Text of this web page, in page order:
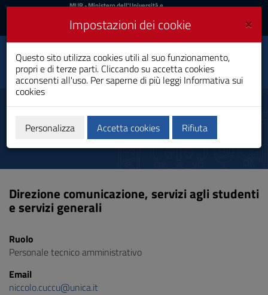
Vai
al
navigazione
sito
al
Footer
MIUR
Accedi
MUR- Ministero dell'Università e
Accedi UniCA News
Toggle
navigation
Università degli
Studi di Cagliari
Cuccu Niccolò
Direzione comunicazione, servizi agli studenti
e servizi generali
Ruolo
Personale tecnico amministrativo
Email
niccolo.cuccu@unica.it
×
Impostazioni dei cookie
Questo sito utilizza cookies utili al suo funzionamento,
propri e di terze parti. Cliccando su accetta cookies
acconsenti all'uso. Per saperne di più leggi Informativa sui
cookies
Personalizza Accetta cookies Rifiuta